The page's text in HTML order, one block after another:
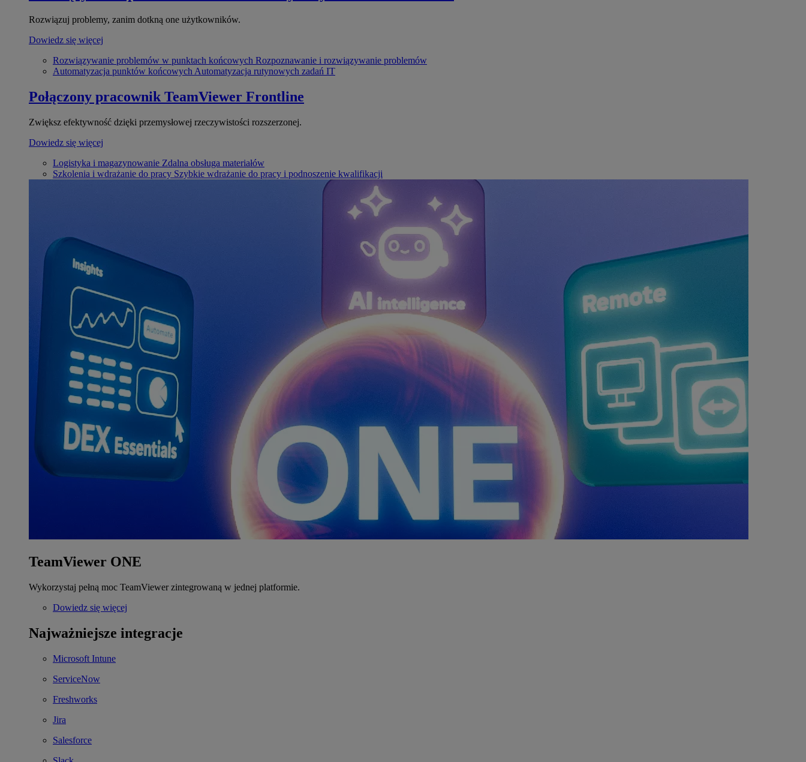
Rozwiązuj problemy, zanim dotkną one użytkowników.
Dowiedz się więcej
Rozwiązywanie problemów w punktach końcowych Rozpoznawanie i rozwiązywanie problemów
Automatyzacja punktów końcowych Automatyzacja rutynowych zadań IT
Połączony pracownik TeamViewer Frontline
Zwiększ efektywność dzięki przemysłowej rzeczywistości rozszerzonej.
Dowiedz się więcej
Logistyka i magazynowanie Zdalna obsługa materiałów
Szkolenia i wdrażanie do pracy Szybkie wdrażanie do pracy i podnoszenie kwalifikacji
TeamViewer ONE
Wykorzystaj pełną moc TeamViewer zintegrowaną w jednej platformie.
Dowiedz się więcej
Najważniejsze integracje
Microsoft Intune
ServiceNow
Freshworks
Jira
Salesforce